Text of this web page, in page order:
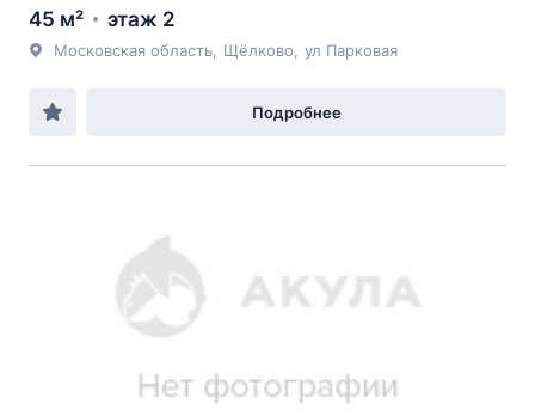
45 м² этаж 2
Московская область Щёлково ул Парковая
Подробнее